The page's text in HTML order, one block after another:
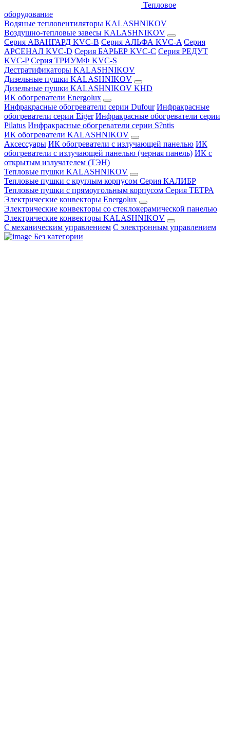
Тепловое
оборудование
Водяные тепловентиляторы KALASHNIKOV
Воздушно-тепловые завесы KALASHNIKOV
Серия АВАНГАРД KVC-B Серия АЛЬФА KVC-A Серия
АРСЕНАЛ KVC-D Серия БАРЬЕР KVC-C Серия РЕДУТ
KVC-P Серия ТРИУМФ KVC-S
Дестратификаторы KALASHNIKOV
Дизельные пушки KALASHNIKOV
Дизельные пушки KALASHNIKOV KHD
ИК обогреватели Energolux
Инфракрасные обогреватели серии Dufour Инфракрасные
обогреватели серии Eiger Инфракрасные обогреватели серии
Pilatus Инфракрасные обогреватели серии S?ntis
ИК обогреватели KALASHNIKOV
Аксессуары ИК обогреватели с излучающей панелью ИК
обогреватели с излучающей панелью (черная панель) ИК с
открытым излучателем (ТЭН)
Тепловые пушки KALASHNIKOV
Тепловые пушки с круглым корпусом Серия КАЛИБР
Тепловые пушки с прямоугольным корпусом Серия ТЕТРА
Электрические конвекторы Energolux
Электрические конвекторы со стеклокерамической панелью
Электрические конвекторы KALASHNIKOV
С механическим управлением С электронным управлением
Без категории